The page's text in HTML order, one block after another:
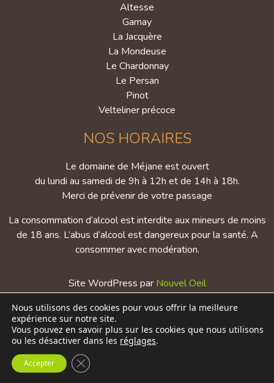
Nous utilisons des cookies pour vous offrir la meilleure
expérience sur notre site.
Vous pouvez en savoir plus sur les cookies que nous utilisons
ou les désactiver dans les réglages.
Accepter Fermer la bannière des cookies GDPR
Altesse
Gamay
La Jacquère
La Mondeuse
Le Chardonnay
Le Persan
Pinot
Velteliner précoce
NOS HORAIRES
Le domaine de Méjane est ouvert
du lundi au samedi de 9h à 12h et de 14h à 18h.
Merci de prévenir de votre passage
La consommation d’alcool est interdite aux mineurs de moins
de 18 ans. L’abus d’alcool est dangereux pour la santé. A
consommer avec modération.
Site WordPress par Nouvel Oeil
Mentions légales
Conditions générales d’utilisations
Politique de confidentialité